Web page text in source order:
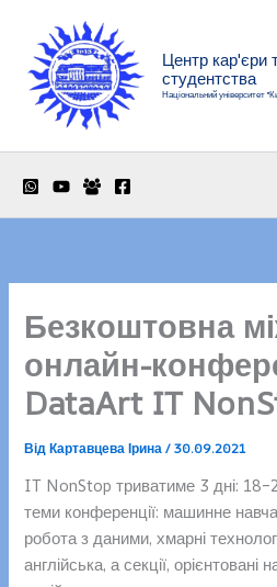
вмісту
Центр кар'єри
студентства
Національний університет
Безкоштовна
онлайн-
DataArt IT
ВідКартавцева Ірина/30.09.2021
IT NonStop триватиме 3 дні:
теми конференції: машинне
робота з даними, хмарні
англійська, а секції, орієнтовані